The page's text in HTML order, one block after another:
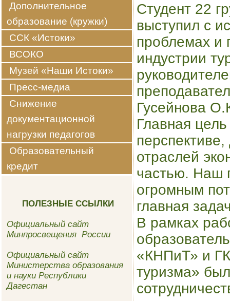
Дополнительное
образование (кружки)
ССК «Истоки»
ВСОКО
Музей «Наши Истоки»
Пресс-медиа
Снижение
документационной
нагрузки педагогов
Образовательный
кредит
ПОЛЕЗНЫЕ ССЫЛКИ
Официальный сайт
Минпросвещения России
Официальный сайт
Министерства образования
и науки Республики
Дагестан
Студент 22
выступил с
проблемах и
индустрии
Гусейнова
Главная
отраслей
частью. Наш
огромным
главная
В рамках
«КНПиТ» и
туризма»